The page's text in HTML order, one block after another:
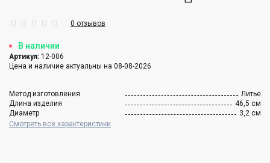
0 отзывов
В наличии
Артикул: 12-006
Цена и наличие актуальны на 08-08-2026
Метод изготовления
Литье
Длина изделия
46,5 см
Диаметр
3,2 см
Смотреть все характеристики